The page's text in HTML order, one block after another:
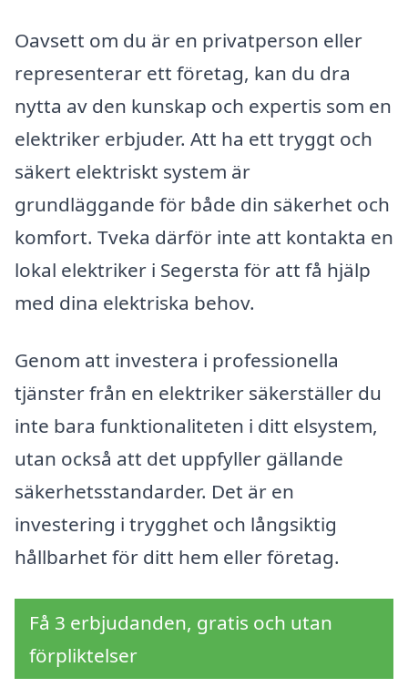
Oavsett om du är en privatperson eller
representerar ett företag, kan du dra
nytta av den kunskap och expertis som en
elektriker erbjuder. Att ha ett tryggt och
säkert elektriskt system är
grundläggande för både din säkerhet och
komfort. Tveka därför inte att kontakta en
lokal elektriker i Segersta för att få hjälp
med dina elektriska behov.
Genom att investera i professionella
tjänster från en elektriker säkerställer du
inte bara funktionaliteten i ditt elsystem,
utan också att det uppfyller gällande
säkerhetsstandarder. Det är en
investering i trygghet och långsiktig
hållbarhet för ditt hem eller företag.
Få 3 erbjudanden, gratis och utan
förpliktelser